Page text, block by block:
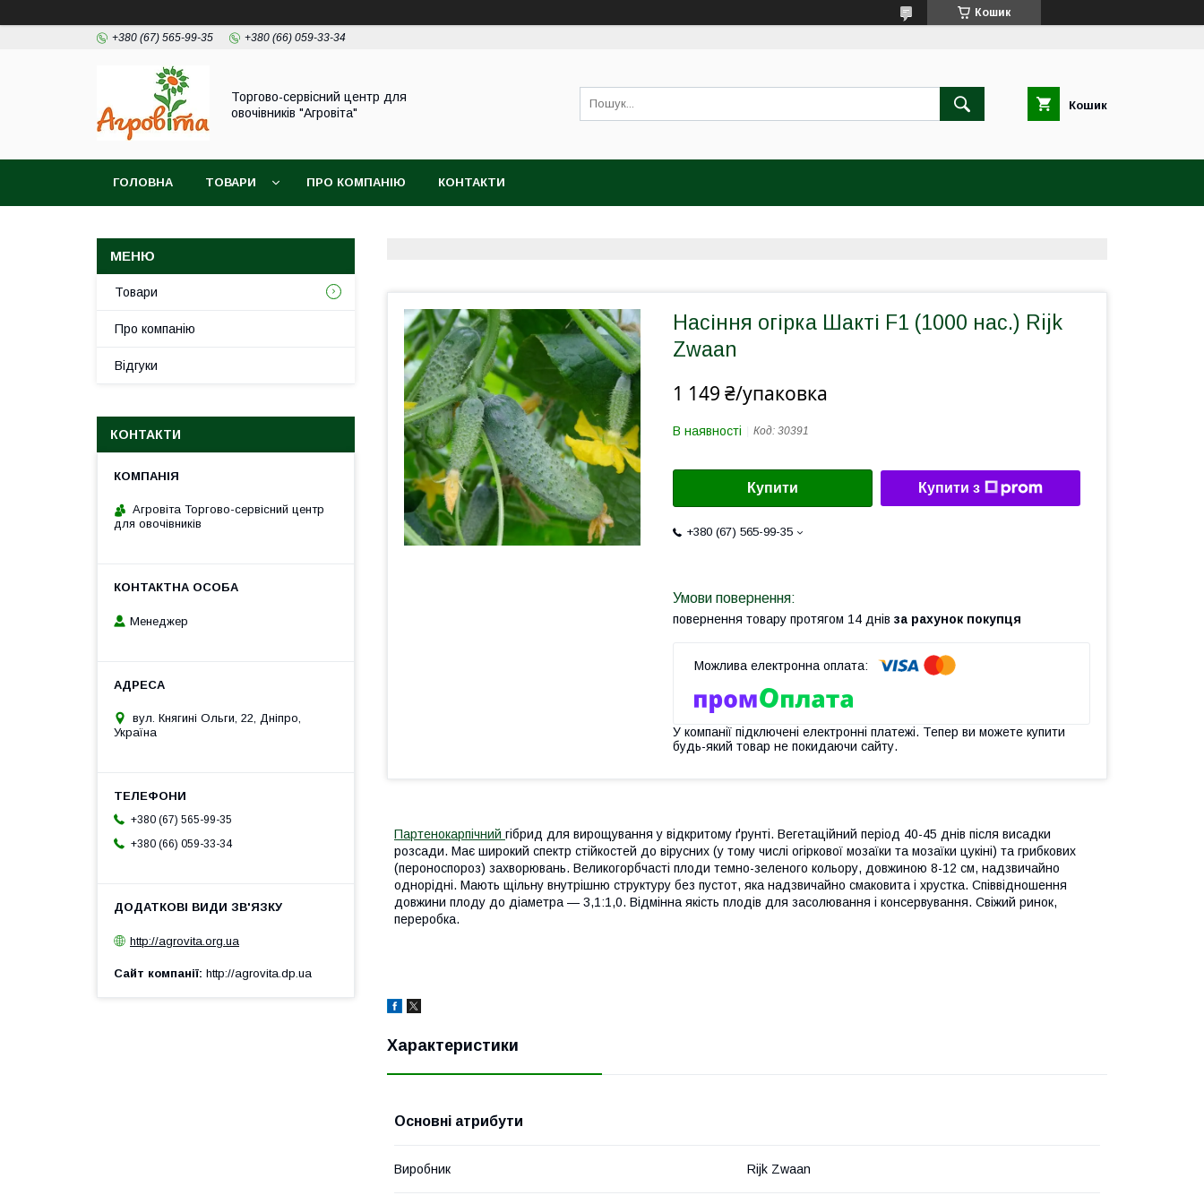
Кошик
+380 (67) 565-99-35 +380 (66) 059-33-34
Торгово-сервісний центр для
овочівників "Агровіта"
Кошик
ГОЛОВНА ТОВАРИ ПРО КОМПАНІЮ КОНТАКТИ
Насіння огірка Шакті F1 (1000 нас.) Rijk
Zwaan
1 149 ₴/упаковка
В наявності Код: 30391
Купити Купити з
+380 (67) 565-99-35
повернення товару протягом 14 днів за рахунок покупця
У компанії підключені електронні платежі. Тепер ви можете купити
будь-який товар не покидаючи сайту.
Партенокарпічний гібрид для вирощування у відкритому ґрунті. Вегетаційний період 40-45 днів після висадки
розсади. Має широкий спектр стійкостей до вірусних (у тому числі огіркової мозаїки та мозаїки цукіні) та грибкових
(пероноспороз) захворювань. Великогорбчасті плоди темно-зеленого кольору, довжиною 8-12 см, надзвичайно
однорідні. Мають щільну внутрішню структуру без пустот, яка надзвичайно смаковита і хрустка. Співвідношення
довжини плоду до діаметра — 3,1:1,0. Відмінна якість плодів для засолювання і консервування. Свіжий ринок,
переробка.
Характеристики
Основні атрибути
Виробник Rijk Zwaan
Товари
Про компанію
Відгуки
КОНТАКТИ
Агровіта Торгово-сервісний центр
для овочівників
Менеджер
вул. Княгині Ольги, 22, Дніпро,
Україна
+380 (67) 565-99-35
+380 (66) 059-33-34
http://agrovita.org.ua
Сайт компанії http://agrovita.dp.ua